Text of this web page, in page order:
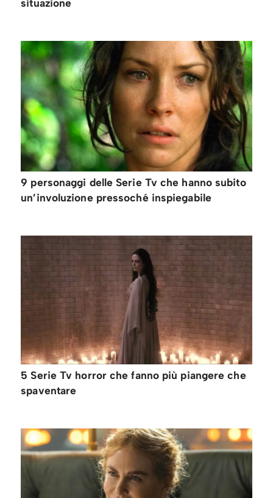
situazione
9 personaggi delle Serie Tv che hanno subito
un’involuzione pressoché inspiegabile
5 Serie Tv horror che fanno più piangere che
spaventare